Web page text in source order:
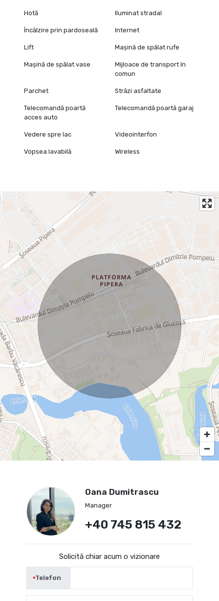
Hotă Iluminat stradal
Încălzire prin pardoseală Internet
Lift Mașină de spălat rufe
Mașină de spălat vase
Mijloace de transport în
comun
Parchet Străzi asfaltate
Telecomandă poartă
acces auto
Telecomandă poartă garaj
Vedere spre lac Videointerfon
Vopsea lavabilă Wireless
Oana Dumitrascu
Manager
+40 745 815 432
Solicită chiar acum o vizionare
Telefon